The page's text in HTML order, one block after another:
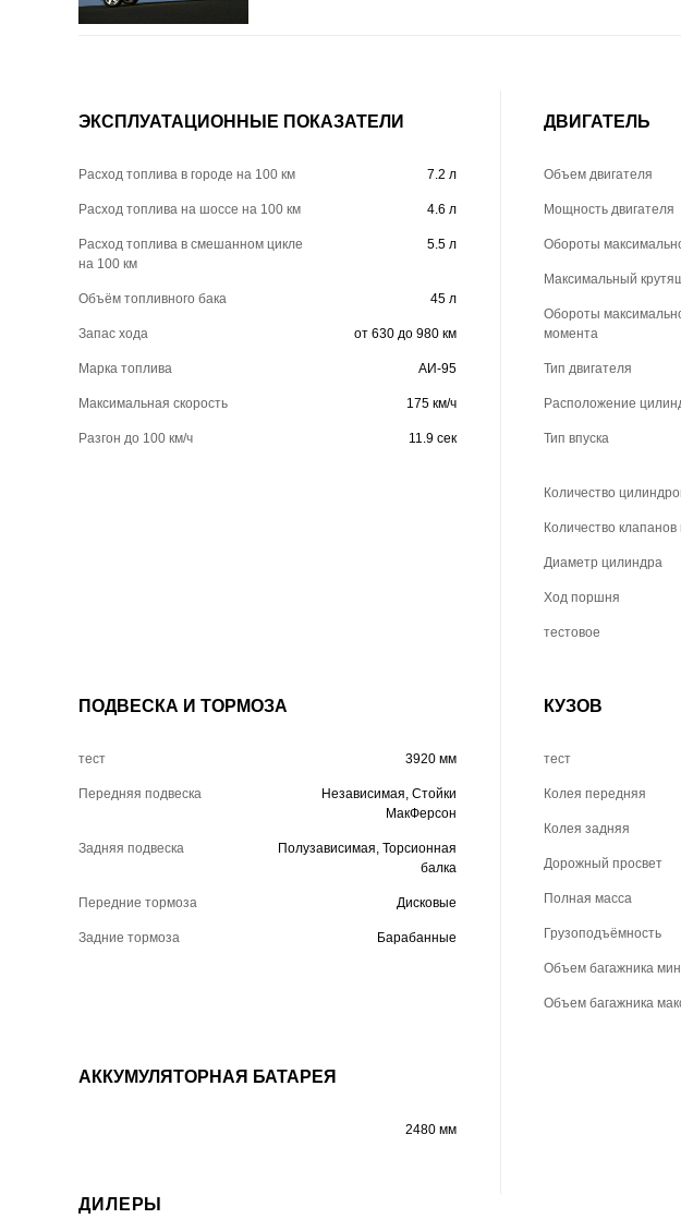
ЭКСПЛУАТАЦИОННЫЕ ПОКАЗАТЕЛИ
Расход топлива в городе на 100 км 7.2 л
Расход топлива на шоссе на 100 км 4.6 л
Расход топлива в смешанном цикле
на 100 км
5.5 л
Объём топливного бака 45 л
Запас хода от 630 до 980 км
Марка топлива АИ-95
Максимальная скорость 175 км/ч
Разгон до 100 км/ч 11.9 сек
ДВИГАТЕЛЬ
Объем двигателя
Мощность двигателя
Обороты
Максимальный
Обороты
момента
Тип двигателя
Расположение
Тип впуска
Количество
Количество
Диаметр цилиндра
Ход поршня
тестовое
ПОДВЕСКА И ТОРМОЗА
тест 3920 мм
Передняя подвеска
Независимая, Стойки
МакФерсон
Задняя подвеска
Полузависимая, Торсионная
балка
Передние тормоза Дисковые
Задние тормоза Барабанные
КУЗОВ
тест
Колея передняя
Колея задняя
Дорожный просвет
Полная масса
Грузоподъёмность
Объем багажника
Объем багажника
АККУМУЛЯТОРНАЯ БАТАРЕЯ
2480 мм
ДИЛЕРЫ